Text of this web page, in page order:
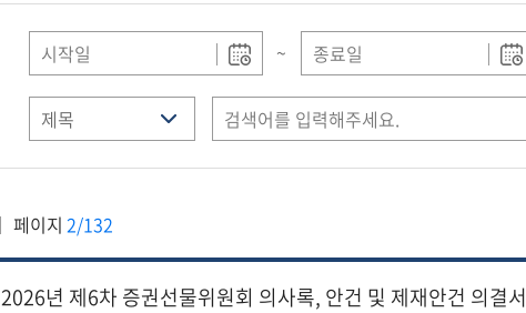
~
페이지 2/132
2026년 제6차 증권선물위원회 의사록, 안건 및 제재안건 의결서